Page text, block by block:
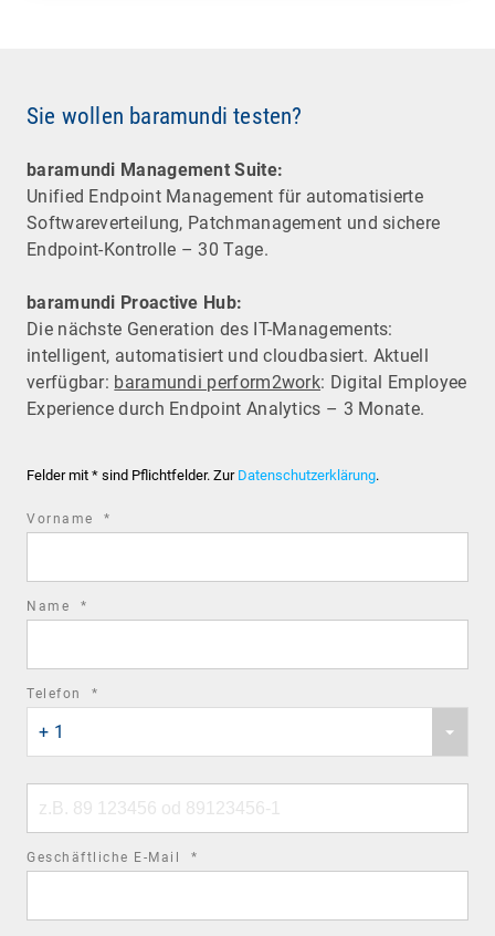
Sie wollen baramundi testen?
baramundi Management Suite:
Unified Endpoint Management für automatisierte
Software­verteilung, Patchmanagement und sichere
Endpoint-Kontrolle – 30 Tage.
baramundi Proactive Hub:
Die nächste Generation des IT-Managements:
intelligent, automatisiert und cloudbasiert. Aktuell
verfügbar: baramundi perform2work: Digital Employee
Experience durch Endpoint Analytics – 3 Monate.
Felder mit * sind Pflichtfelder. Zur Datenschutzerklärung.
Vorname *
Name *
Telefon *
country
code
+ 1
number
Geschäftliche E-Mail *